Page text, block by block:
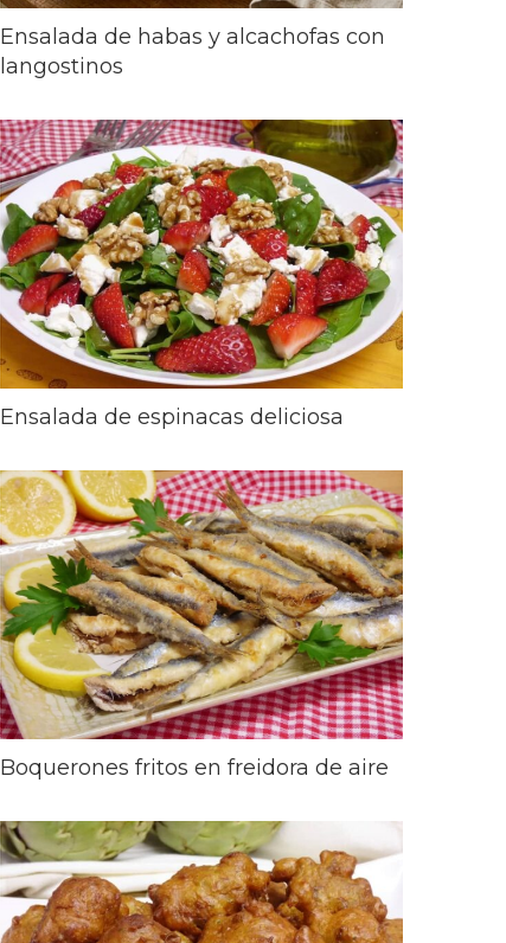
Ensalada de habas y alcachofas con
langostinos
Ensalada de espinacas deliciosa
Boquerones fritos en freidora de aire